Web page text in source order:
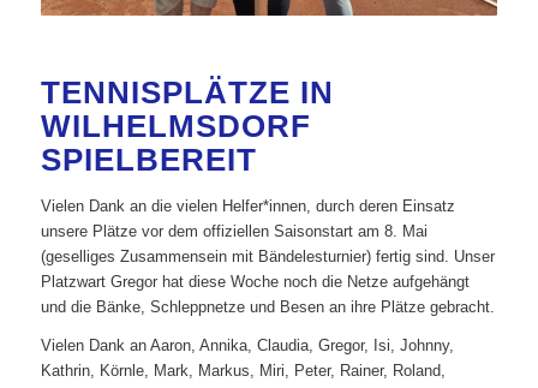
TENNISPLÄTZE IN
WILHELMSDORF
SPIELBEREIT
Vielen Dank an die vielen Helfer*innen, durch deren Einsatz
unsere Plätze vor dem offiziellen Saisonstart am 8. Mai
(geselliges Zusammensein mit Bändelesturnier) fertig sind. Unser
Platzwart Gregor hat diese Woche noch die Netze aufgehängt
und die Bänke, Schleppnetze und Besen an ihre Plätze gebracht.
Vielen Dank an Aaron, Annika, Claudia, Gregor, Isi, Johnny,
Kathrin, Körnle, Mark, Markus, Miri, Peter, Rainer, Roland,